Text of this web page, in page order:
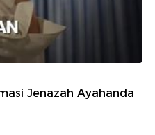
Jenazah Ayahanda